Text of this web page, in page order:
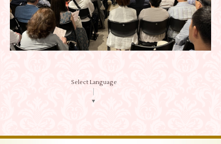
Select Language
▼